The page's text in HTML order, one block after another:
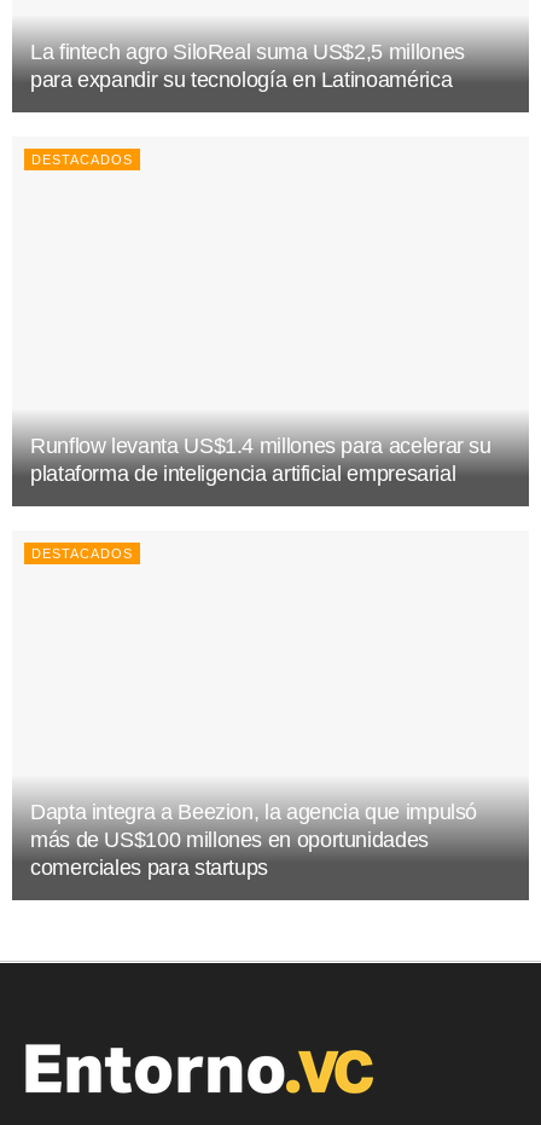
La fintech agro SiloReal suma US$2,5 millones
para expandir su tecnología en Latinoamérica
DESTACADOS
Runflow levanta US$1.4 millones para acelerar su
plataforma de inteligencia artificial empresarial
DESTACADOS
Dapta integra a Beezion, la agencia que impulsó
más de US$100 millones en oportunidades
comerciales para startups